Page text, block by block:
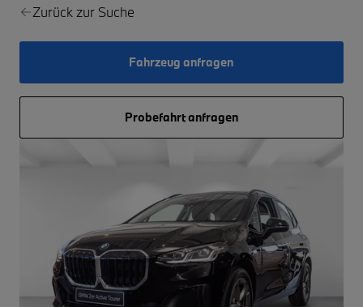
Zurück zur Suche
Fahrzeug anfragen
Probefahrt anfragen